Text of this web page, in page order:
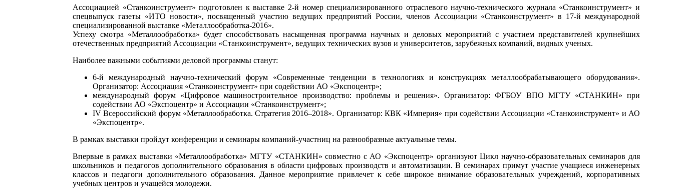
Ассоциацией «Станкоинструмент» подготовлен к выставке 2-й номер специализированного отраслевого научно-технического журнала «Станкоинструмент» и
спецвыпуск газеты «ИТО новости», посвященный участию ведущих предприятий России, членов Ассоциации «Станкоинструмент» в 17-й международной
специализированной выставке «Металлообработка-2016».
Успеху смотра «Металлообработка» будет способствовать насыщенная программа научных и деловых мероприятий с участием представителей крупнейших
отечественных предприятий Ассоциации «Станкоинструмент», ведущих технических вузов и университетов, зарубежных компаний, видных ученых.
Наиболее важными событиями деловой программы станут:
6-й международный научно-технический форум «Современные тенденции в технологиях и конструкциях металлообрабатывающего оборудования».
Организатор: Ассоциация «Станкоинструмент» при содействии АО «Экспоцентр»;
международный форум «Цифровое машиностроительное производство: проблемы и решения». Организатор: ФГБОУ ВПО МГТУ «СТАНКИН» при
содействии АО «Экспоцентр» и Ассоциации «Станкоинструмент»;
IV Всероссийский форум «Металлообработка. Стратегия 2016–2018». Организатор: КВК «Империя» при содействии Ассоциации «Станкоинструмент» и АО
«Экспоцентр».
В рамках выставки пройдут конференции и семинары компаний-участниц на разнообразные актуальные темы.
Впервые в рамках выставки «Металлообработка» МГТУ «СТАНКИН» совместно с АО «Экспоцентр» организуют Цикл научно-образовательных семинаров для
школьников и педагогов дополнительного образования в области цифровых производств и автоматизации. В семинарах примут участие учащиеся инженерных
классов и педагоги дополнительного образования. Данное мероприятие привлечет к себе широкое внимание образовательных учреждений, корпоративных
учебных центров и учащейся молодежи.